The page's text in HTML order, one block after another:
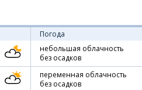
Погода
небольшая облачность
без осадков
переменная облачность
без осадков